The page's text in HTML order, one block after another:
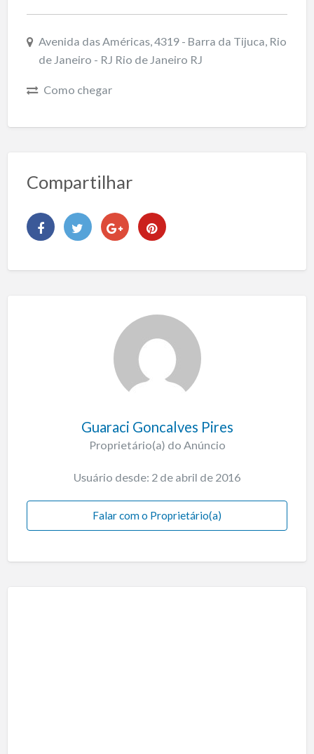
Avenida das Américas, 4319 - Barra da Tijuca, Rio
de Janeiro - RJ Rio de Janeiro RJ
Como chegar
Compartilhar
Guaraci Goncalves Pires
Proprietário(a) do Anúncio
Usuário desde: 2 de abril de 2016
Falar com o Proprietário(a)